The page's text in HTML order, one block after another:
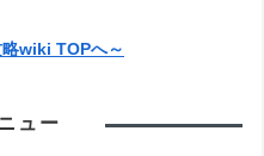
wiki TOPへ～
ュー